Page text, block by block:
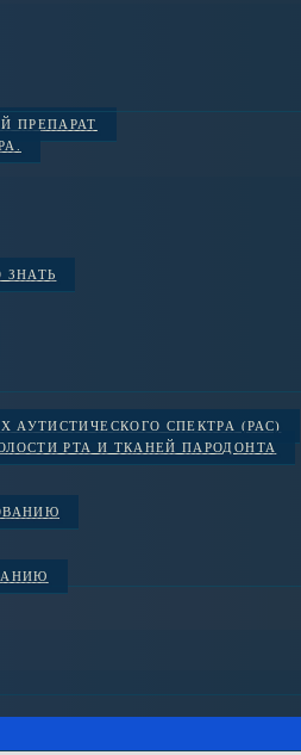
ПРЕПАРАТ
АУТИСТИЧЕСКОГО СПЕКТРА (РАС)
РТА И ТКАНЕЙ ПАРОДОНТА